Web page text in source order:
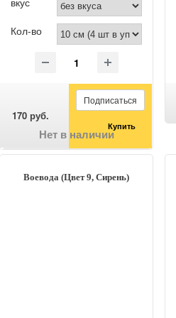
Кол-во
170 руб.
Подписаться
Купить
Нет в наличии
Воевода (Цвет 9, Сирень)